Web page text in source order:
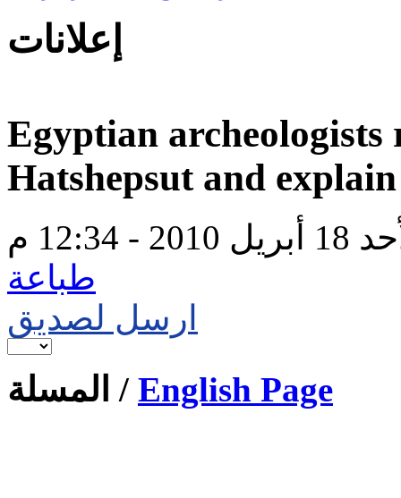
إعلانات
Egyptian archeologists
Hatshepsut and
2010 - 12:34 م
طباعة
ارسل لصديق
المسلة / English Page